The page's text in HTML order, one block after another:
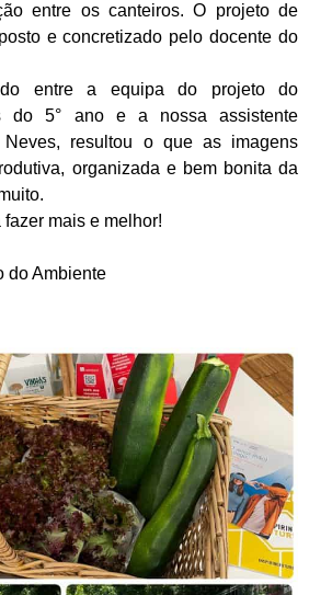
entre os canteiros. O projeto de
e concretizado pelo docente do
entre a equipa do projeto do
do 5° ano e a nossa assistente
Neves, resultou o que as imagens
organizada e bem bonita da
mais e melhor!
do Ambiente